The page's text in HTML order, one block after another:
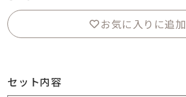
お気に入りに追加
セット内容